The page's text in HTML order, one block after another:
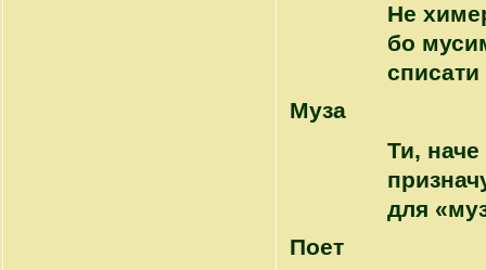
Не
бо
списати
Муза
Ти,
для
Поет